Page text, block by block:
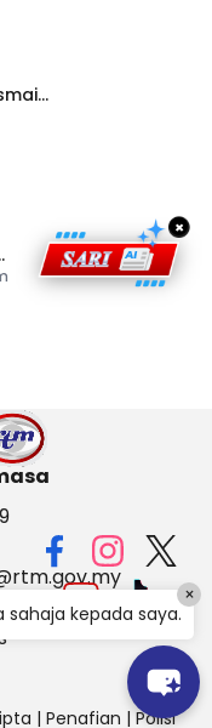
×
| Penafian | Polisi
sahaja kepada saya.
×